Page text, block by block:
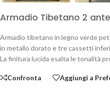
Armadio Tibetano 2
Armadio tibetano in legno verde
in metallo dorato e tre cassetti
La finitura lucida esalta le tonalità
Confronta Aggiungi a